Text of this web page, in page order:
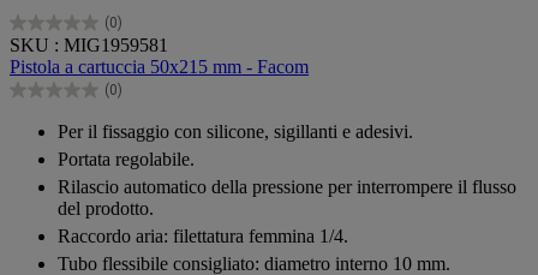
(0)
0.0
su
5
stelle.
SKU : MIG1959581
Pistola a cartuccia 50x215 mm - Facom
(0)
0.0
stelle.
Per il fissaggio con silicone, sigillanti e adesivi.
Portata regolabile.
Rilascio automatico della pressione per interrompere il flusso
del prodotto.
Raccordo aria: filettatura femmina 1/4.
Tubo flessibile consigliato: diametro interno 10 mm.